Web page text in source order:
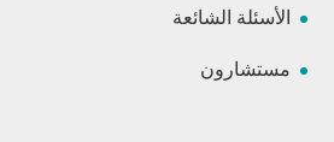
الأسئلة الشائعة
مستشارون